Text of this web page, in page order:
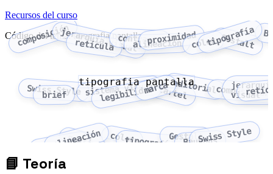
Recursos del curso
Código del tema: tipografia pantalla
composiciónjerarquía visual
retícula contraste
alineación
proximidadcolortipografía
Gestalt
Swiss Style
brief sistema visual
legibilidadmarcacarteleditorialcomposición
visual
contraste
alineación
proximidadcolortipografíaGestalt
Bauhaus
Swiss Style
tipografia pantalla
📘 Teoría